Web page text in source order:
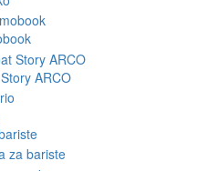
ARCO